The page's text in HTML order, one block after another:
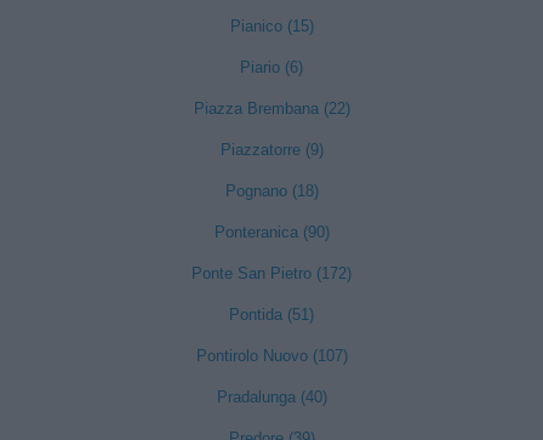
Pianico (15)
Piario (6)
Piazza Brembana (22)
Piazzatorre (9)
Pognano (18)
Ponteranica (90)
Ponte San Pietro (172)
Pontida (51)
Pontirolo Nuovo (107)
Pradalunga (40)